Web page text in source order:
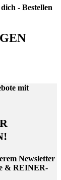
- Bestellen
Newsletter
& REINER-